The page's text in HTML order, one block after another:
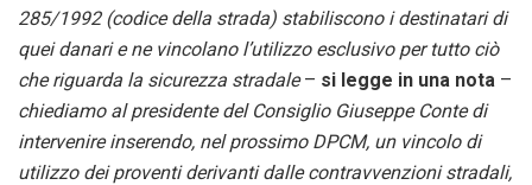
285/1992 (codice della strada) stabiliscono i destinatari di
quei danari e ne vincolano l’utilizzo esclusivo per tutto ciò
cheriguarda la sicurezza stradale– si legge in una nota –
chiediamo al presidente del Consiglio Giuseppe Conte di
intervenireinserendo, nel prossimo DPCM, un vincolo di
utilizzo dei proventi derivanti dalle contravvenzionistradali,